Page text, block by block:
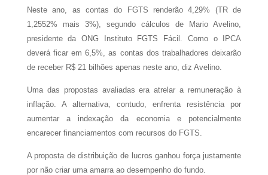
Neste ano, as contas do FGTS renderão 4,29% (TR de
1,2552% mais 3%), segundo cálculos de Mario Avelino,
presidente da ONG Instituto FGTS Fácil. Como o IPCA
deverá ficar em 6,5%, as contas dos trabalhadores deixarão
de receber R$ 21 bilhões apenas neste ano, diz Avelino.
Uma das propostas avaliadas era atrelar a remuneração à
inflação. A alternativa, contudo, enfrenta resistência por
aumentar a indexação da economia e potencialmente
encarecer financiamentos com recursos do FGTS.
A proposta de distribuição de lucros ganhou força justamente
por não criar uma amarra ao desempenho do fundo.